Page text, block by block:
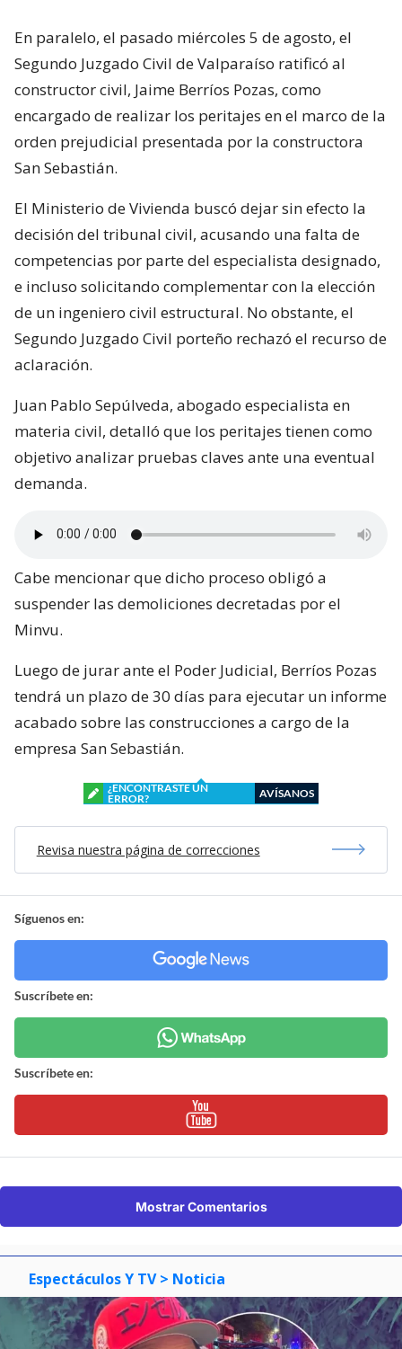
En paralelo, el pasado miércoles 5 de agosto, el
Segundo Juzgado Civil de Valparaíso ratificó al
constructor civil, Jaime Berríos Pozas, como
encargado de realizar los peritajes en el marco de la
orden prejudicial presentada por la constructora
San Sebastián.
El Ministerio de Vivienda buscó dejar sin efecto la
decisión del tribunal civil, acusando una falta de
competencias por parte del especialista designado,
e incluso solicitando complementar con la elección
de un ingeniero civil estructural. No obstante, el
Segundo Juzgado Civil porteño rechazó el recurso de
aclaración.
Juan Pablo Sepúlveda, abogado especialista en
materia civil, detalló que los peritajes tienen como
objetivo analizar pruebas claves ante una eventual
demanda.
Cabe mencionar que dicho proceso obligó a
suspender las demoliciones decretadas por el
Minvu.
Luego de jurar ante el Poder Judicial, Berríos Pozas
tendrá un plazo de 30 días para ejecutar un informe
acabado sobre las construcciones a cargo de la
empresa San Sebastián.
¿ENCONTRASTE UN
ERROR?
AVÍSANOS
Revisa nuestra página de correcciones
Síguenos en:
Suscríbete en:
Suscríbete en:
Mostrar Comentarios
Espectáculos Y TV > Noticia